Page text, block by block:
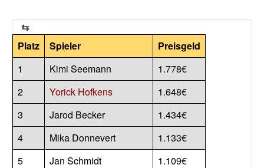
Platz Spieler
Preisgeld
1
Kimi Seemann
1.778€
2
Yorick Hofkens
1.648€
3
Jarod Becker
1.434€
4
Mika Donnevert
1.133€
5
Jan Schmidt
1.109€